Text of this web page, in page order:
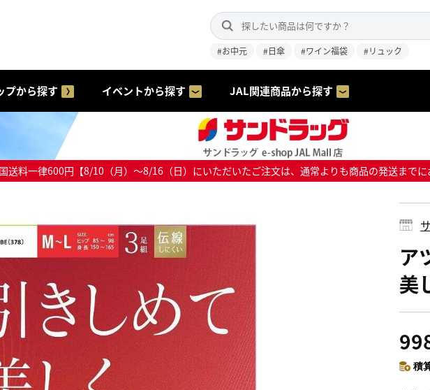
#お中元 #日傘 #ワイン福袋 #リュック
プから探す イベントから探す JAL関連商品から探す
送料一律600円【8/10（月）～8/16（日）にいただいたご注文は、通常よりも商品の発送まで
ア
美
積